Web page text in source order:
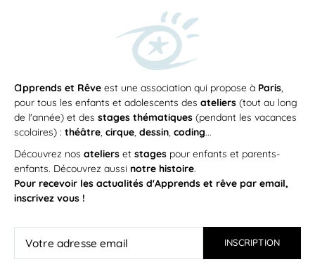
apprends et Rêve est une association qui propose à Paris,
pour tous les enfants et adolescents des ateliers (tout au long
de l'année) et des stages thématiques (pendant les vacances
scolaires) : théâtre, cirque, dessin, coding...
Découvrez nos ateliers et stages pour enfants et parents-
enfants. Découvrez aussi notre histoire.
Pour recevoir les actualités d'Apprends et rêve par email,
inscrivez vous !